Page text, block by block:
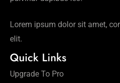
Lorem ipsum dolor sit amet,
elit.
Quick Links
Upgrade To Pro